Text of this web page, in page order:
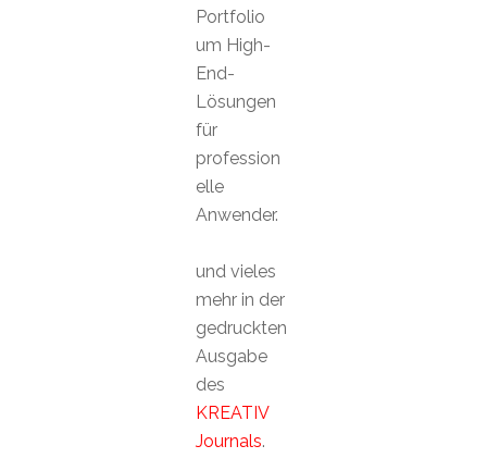
Portfolio
um High-
End-
Lösungen
für
profession
elle
Anwender.
und vieles
mehr in der
gedruckten
Ausgabe
des
KREATIV
Journals.